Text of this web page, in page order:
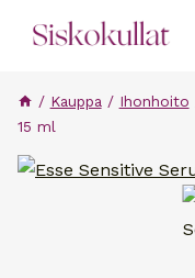
sisältöön
/ Kauppa / Ihonhoito
15 ml